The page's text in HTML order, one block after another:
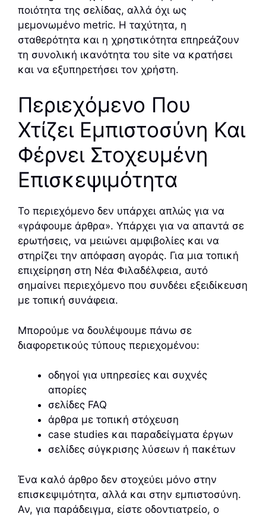
ποιότητα της σελίδας, αλλά όχι ως
μεμονωμένο metric. Η ταχύτητα, η
σταθερότητα και η χρηστικότητα επηρεάζουν
τη συνολική ικανότητα του site να κρατήσει
και να εξυπηρετήσει τον χρήστη.
Περιεχόμενο Που
Χτίζει Εμπιστοσύνη Και
Φέρνει Στοχευμένη
Επισκεψιμότητα
Το περιεχόμενο δεν υπάρχει απλώς για να
«γράφουμε άρθρα». Υπάρχει για να απαντά σε
ερωτήσεις, να μειώνει αμφιβολίες και να
στηρίζει την απόφαση αγοράς. Για μια τοπική
επιχείρηση στη Νέα Φιλαδέλφεια, αυτό
σημαίνει περιεχόμενο που συνδέει εξειδίκευση
με τοπική συνάφεια.
Μπορούμε να δουλέψουμε πάνω σε
διαφορετικούς τύπους περιεχομένου:
οδηγοί για υπηρεσίες και συχνές
απορίες
σελίδες FAQ
άρθρα με τοπική στόχευση
case studies και παραδείγματα έργων
σελίδες σύγκρισης λύσεων ή πακέτων
Ένα καλό άρθρο δεν στοχεύει μόνο στην
επισκεψιμότητα, αλλά και στην εμπιστοσύνη.
Αν, για παράδειγμα, είστε οδοντιατρείο, ο